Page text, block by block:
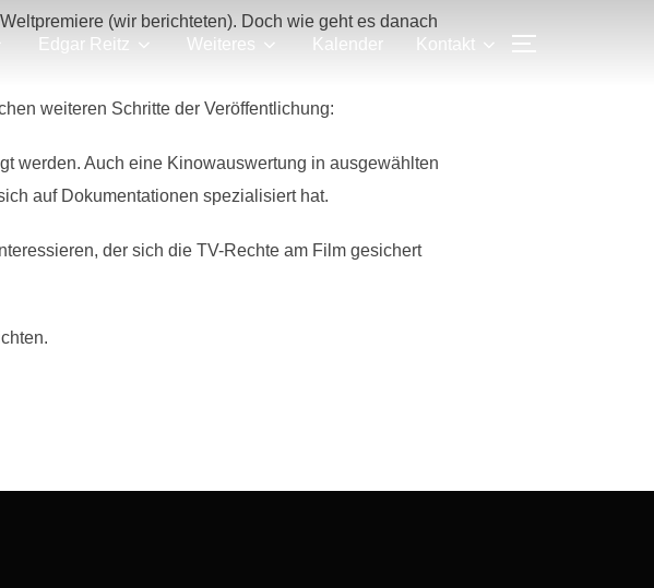
Edgar Reitz Weiteres Kalender Kontakt
(wir berichteten). Doch wie geht es danach
weiteren Schritte der Veröffentlichung:
werden. Auch eine Kinowauswertung in ausgewählten
auf Dokumentationen spezialisiert hat.
der sich die TV-Rechte am Film gesichert